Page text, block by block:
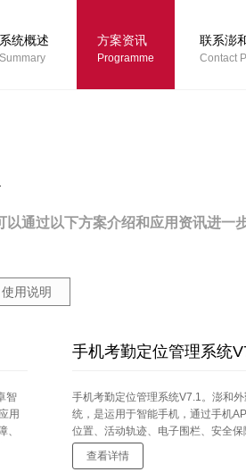
系统概述
Summary
方案资讯
Programme
联系澎
Contact
通过以下方案介绍和应用资讯进一步
使用说明
智
用
、
辆
拜
手机考勤定位管理系统
手机考勤定位管理系统V7.1。澎和
统，是运用于智能手机，通过手机
位置、活动轨迹、电子围栏、安全
查看详情